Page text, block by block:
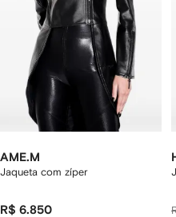
AME.M
Jaqueta com zíper
R$ 6.850